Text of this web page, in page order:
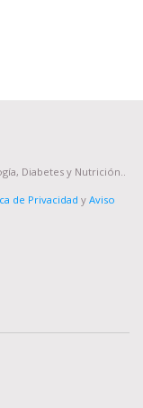
Diabetes y Nutrición..
de Privacidad y Aviso